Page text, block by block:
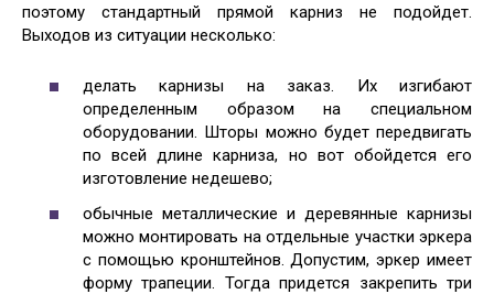
поэтому стандартный прямой карниз не подойдет.
Выходов из ситуации несколько:
делать карнизы на заказ. Их изгибают
определенным образом на специальном
оборудовании. Шторы можно будет передвигать
по всей длине карниза, но вот обойдется его
изготовление недешево;
обычные металлические и деревянные карнизы
можно монтировать на отдельные участки эркера
с помощью кронштейнов. Допустим, эркер имеет
форму трапеции. Тогда придется закрепить три